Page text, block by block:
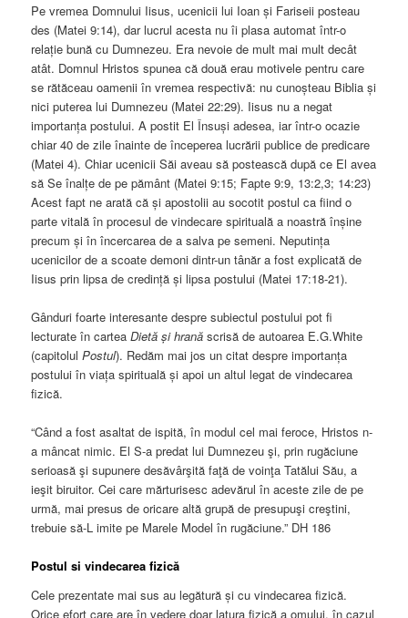
Pe vremea Domnului Iisus, ucenicii lui Ioan și Fariseii posteau
des (Matei 9:14), dar lucrul acesta nu îi plasa automat într-o
relație bună cu Dumnezeu. Era nevoie de mult mai mult decât
atât. Domnul Hristos spunea că două erau motivele pentru care
se rătăceau oamenii în vremea respectivă: nu cunoșteau Biblia și
nici puterea lui Dumnezeu (Matei 22:29). Iisus nu a negat
importanța postului. A postit El Însuși adesea, iar într-o ocazie
chiar 40 de zile înainte de începerea lucrării publice de predicare
(Matei 4). Chiar ucenicii Săi aveau să postească după ce El avea
să Se înalțe de pe pământ (Matei 9:15; Fapte 9:9, 13:2,3; 14:23)
Acest fapt ne arată că și apostolii au socotit postul ca fiind o
parte vitală în procesul de vindecare spirituală a noastră înșine
precum și în încercarea de a salva pe semeni. Neputința
ucenicilor de a scoate demoni dintr-un tânăr a fost explicată de
Iisus prin lipsa de credință și lipsa postului (Matei 17:18-21).
Gânduri foarte interesante despre subiectul postului pot fi
lecturate în carteaDietă și hrană scrisă de autoarea E.G.White
(capitolulPostul). Redăm mai jos un citat despre importanța
postului în viața spirituală și apoi un altul legat de vindecarea
fizică.
“Când a fost asaltat de ispită, în modul cel mai feroce, Hristos n-
a mâncat nimic. El S-a predat lui Dumnezeu şi, prin rugăciune
serioasă şi supunere desăvârşită faţă de voinţa Tatălui Său, a
ieşit biruitor. Cei care mărturisesc adevărul în aceste zile de pe
urmă, mai presus de oricare altă grupă de presupuşi creştini,
trebuie să-L imite pe Marele Model în rugăciune.” DH 186
Postul si vindecarea fizică
Cele prezentate mai sus au legătură și cu vindecarea fizică.
Orice efort care are în vedere doar latura fizică a omului, în cazul